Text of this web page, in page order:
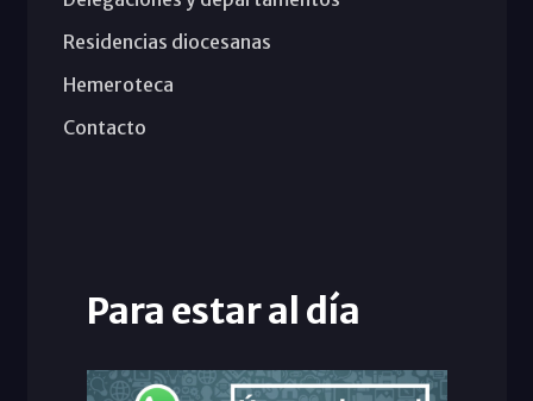
Residencias diocesanas
Hemeroteca
Contacto
Para estar al día